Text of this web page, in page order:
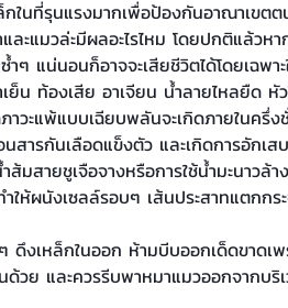
ะแมวล่ะมีผลอะไรไหม โดยปกติแล้วห
ๆ แน่นอนก็อาจจะเสียชีวิตได้โดยเฉพ
ะแพ้แบบเฉียบพลันจะเกิดภายในครึ่ง
สารกันเลือดแข็งตัว และเกิดการอักเ
มสายชูเจือจางหรือการใช้น้ำมะนาว
ให้ผนังเซลล์รอบๆ เส้นประสาทแตกกร
วย และควรรีบพาหมาแมวออกจากบริ